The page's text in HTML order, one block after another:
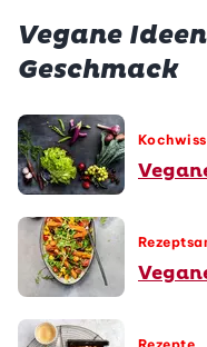
Vegane
Geschmack